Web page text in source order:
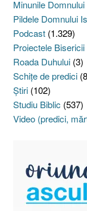
Minunile
Pildele Domnului
Podcast (1.329)
Proiectele Bisericii
Roada Duhului (3)
Schiţe de predici
Ştiri (102)
Studiu Biblic (537)
Video (predici,